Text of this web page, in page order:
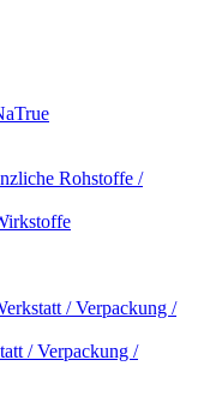
Rohstoffe /
/ Verpackung /
/ Verpackung /